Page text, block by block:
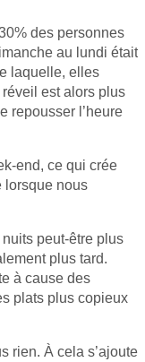
des personnes
au lundi était
laquelle, elles
est alors plus
repousser l’heure
end, ce qui crée
lorsque nous
peut-être plus
plus tard.
à cause des
plats plus copieux
rien. À cela s’ajoute